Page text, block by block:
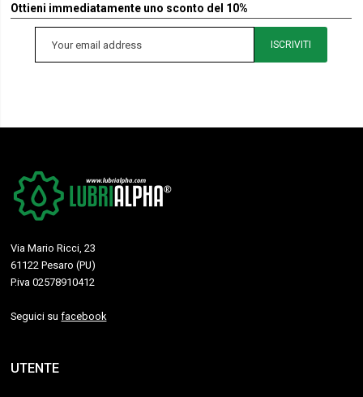
Ottieni immediatamente uno sconto del 10%
ISCRIVITI
Via Mario Ricci, 23
61122 Pesaro (PU)
P.iva 02578910412
Seguici sufacebook
UTENTE